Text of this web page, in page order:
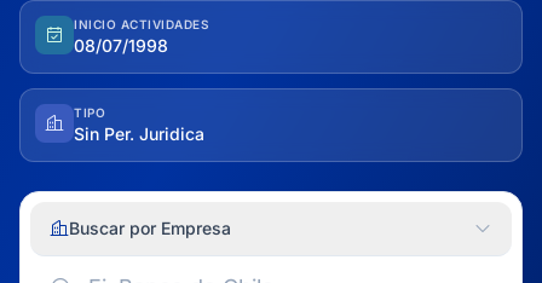
INICIO ACTIVIDADES
08/07/1998
TIPO
Sin Per. Juridica
Buscar por Empresa